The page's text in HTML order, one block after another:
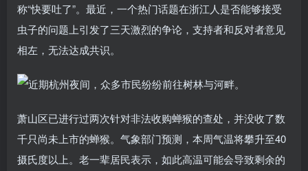
称“快要吐了”。最近，一个热门话题在浙江人是否能够接受
虫子的问题上引发了三天激烈的争论，支持者和反对者意见
相左，无法达成共识。
萧山区已进行过两次针对非法收购蝉猴的查处，并没收了数
千只尚未上市的蝉猴。气象部门预测，本周气温将攀升至40
摄氏度以上。老一辈居民表示，如此高温可能会导致剩余的